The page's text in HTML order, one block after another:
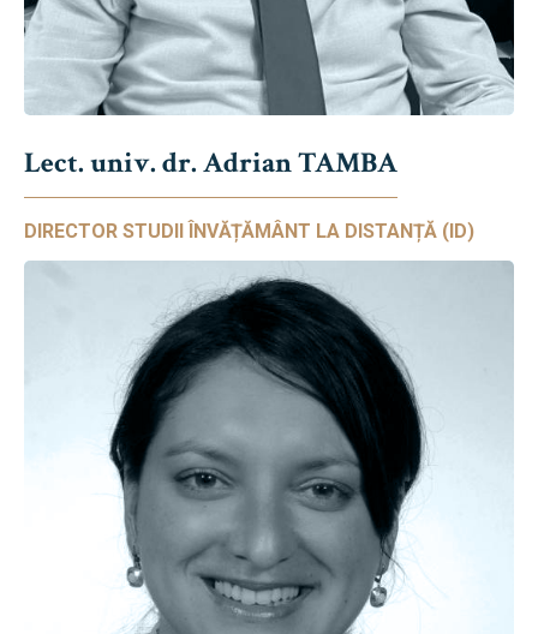
Lect. univ. dr. Adrian TAMBA
DIRECTOR STUDII ÎNVĂȚĂMÂNT LA DISTANȚĂ (ID)